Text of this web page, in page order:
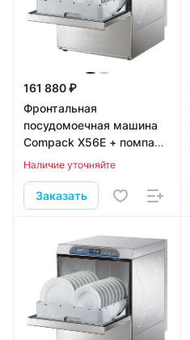
161 880 ₽
Фронтальная
посудомоечная машина
Compack X56E + помпа
DP50
Наличие уточняйте
Заказать